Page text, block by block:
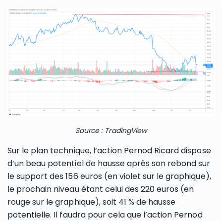
Source : TradingView
Sur le plan technique, l’action Pernod Ricard dispose
d’un beau potentiel de hausse après son rebond sur
le support des 156 euros (en violet sur le graphique),
le prochain niveau étant celui des 220 euros (en
rouge sur le graphique), soit 41 % de hausse
potentielle. Il faudra pour cela que l’action Pernod